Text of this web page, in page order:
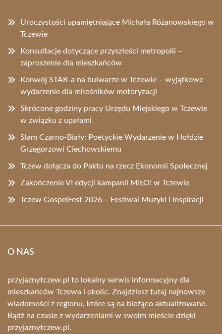
Uroczystości upamiętniające Michała Różanowskiego w
Tczewie
Konsultacje dotyczące przyszłości metropolii –
zaproszenie dla mieszkańców
Konwój STAR-a na bulwarze w Tczewie – wyjątkowe
wydarzenie dla miłośników motoryzacji
Skrócone godziny pracy Urzędu Miejskiego w Tczewie
w związku z upałami
Slam Czarno-Biały: Poetyckie Wydarzenie w Hołdzie
Grzegorzowi Ciechowskiemu
Tczew dołącza do Paktu na rzecz Ekonomii Społecznej
Zakończenie VI edycji kampanii MIŁO! w Tczewie
Tczew GospelFest 2026 – Festiwal Muzyki i Inspiracji
O NAS
przyjaznytczew.pl to lokalny serwis informacyjny dla
mieszkańców Tczewa i okolic. Znajdziesz tutaj najnowsze
wiadomości z regionu, które są na bieżąco aktualizowane.
Bądź na czasie z wydarzeniami w swoim mieście dzięki
przyjaznytczew.pl.